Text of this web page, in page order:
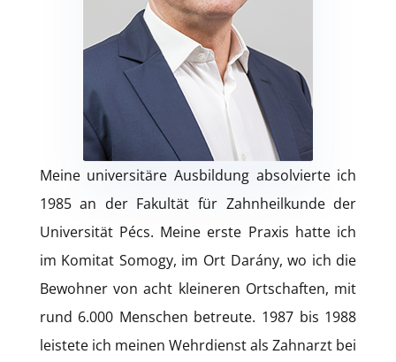
Meine universitäre Ausbildung absolvierte ich
1985 an der Fakultät für Zahnheilkunde der
Universität Pécs. Meine erste Praxis hatte ich
im Komitat Somogy, im Ort Darány, wo ich die
Bewohner von acht kleineren Ortschaften, mit
rund 6.000 Menschen betreute. 1987 bis 1988
leistete ich meinen Wehrdienst als Zahnarzt bei